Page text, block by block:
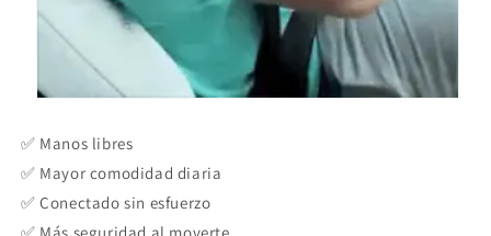
✅ Manos libres
✅ Mayor comodidad diaria
✅ Conectado sin esfuerzo